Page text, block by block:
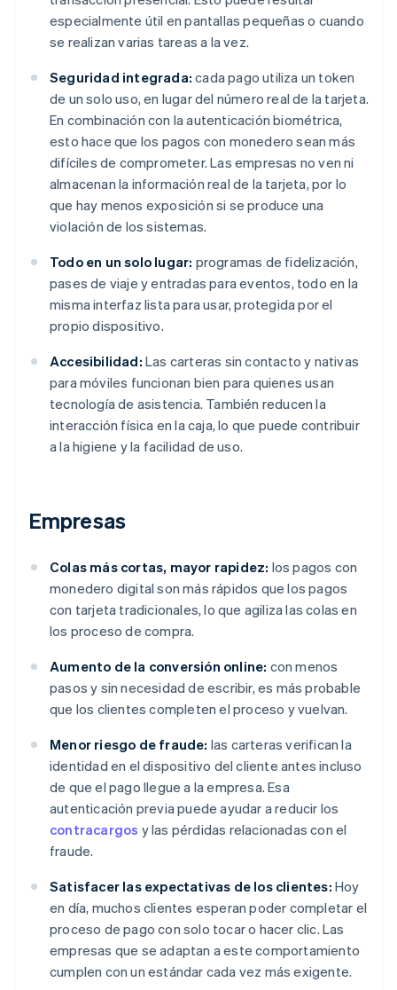
especialmente útil en pantallas pequeñas o cuando
se realizan varias tareas a la vez.
Seguridad integrada: cada pago utiliza un token
de un solo uso, en lugar del número real de la tarjeta.
En combinación con la autenticación biométrica,
esto hace que los pagos con monedero sean más
difíciles de comprometer. Las empresas no ven ni
almacenan la información real de la tarjeta, por lo
que hay menos exposición si se produce una
violación de los sistemas.
Todo en un solo lugar: programas de fidelización,
pases de viaje y entradas para eventos, todo en la
misma interfaz lista para usar, protegida por el
propio dispositivo.
Accesibilidad: Las carteras sin contacto y nativas
para móviles funcionan bien para quienes usan
tecnología de asistencia. También reducen la
interacción física en la caja, lo que puede contribuir
a la higiene y la facilidad de uso.
Empresas
Colas más cortas, mayor rapidez: los pagos con
monedero digital son más rápidos que los pagos
con tarjeta tradicionales, lo que agiliza las colas en
los proceso de compra.
Aumento de la conversión online: con menos
pasos y sin necesidad de escribir, es más probable
que los clientes completen el proceso y vuelvan.
Menor riesgo de fraude: las carteras verifican la
identidad en el dispositivo del cliente antes incluso
de que el pago llegue a la empresa. Esa
autenticación previa puede ayudar a reducir los
contracargos y las pérdidas relacionadas con el
fraude.
Satisfacer las expectativas de los clientes: Hoy
en día, muchos clientes esperan poder completar el
proceso de pago con solo tocar o hacer clic. Las
empresas que se adaptan a este comportamiento
cumplen con un estándar cada vez más exigente.